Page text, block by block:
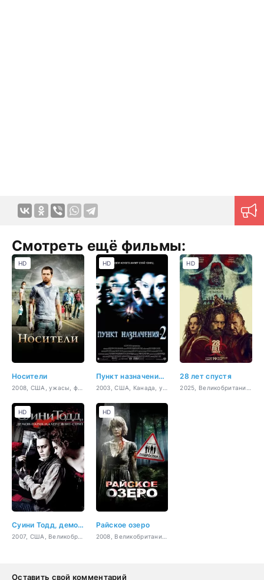
Смотреть ещё фильмы:
Носители
HD
Пункт назначения 2
HD
28 лет спустя
HD
Суини Тодд, демон-парикмахер с Флит-стрит
HD
Райское озеро
2008, Великобритания, ужасы, триллер
HD
Оставить свой комментарий